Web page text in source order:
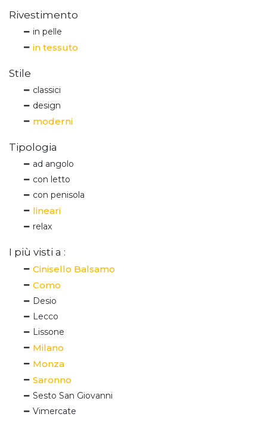
Rivestimento
in pelle
in tessuto
Stile
classici
design
moderni
Tipologia
ad angolo
con letto
con penisola
lineari
relax
I più visti a :
Cinisello Balsamo
Como
Desio
Lecco
Lissone
Milano
Monza
Saronno
Sesto San Giovanni
Vimercate